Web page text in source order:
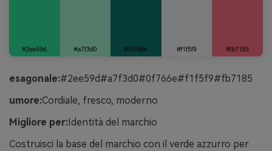
esagonale:#2ee59d#a7f3d0#0f766e#f1f5f9#fb7185
umore:Cordiale, fresco, moderno
Migliore per:Identità del marchio
Costruisci la base del marchio con il verde azzurro per